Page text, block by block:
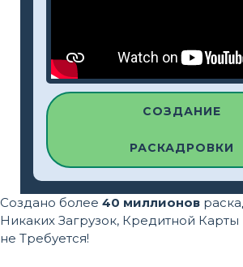
СОЗДАНИЕ
РАСКАДРОВКИ
Создано более 40 миллионов
Никаких Загрузок, Кредитной
не Требуется!